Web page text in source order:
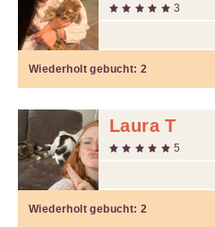
3
Wiederholt gebucht:2
Laura T
5
Wiederholt gebucht:2